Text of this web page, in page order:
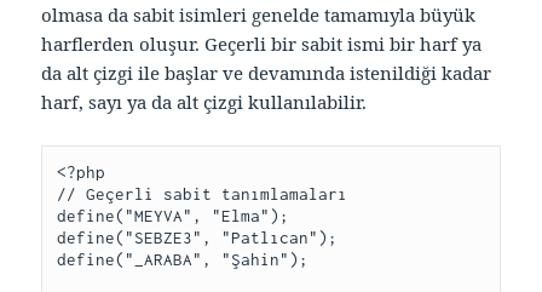
olmasa da sabit isimleri genelde tamamıyla büyük
harflerden oluşur. Geçerli bir sabit ismi bir harf ya
da alt çizgi ile başlar ve devamında istenildiği kadar
harf, sayı ya da alt çizgi kullanılabilir.
<?php
// Geçerli sabit tanımlamaları
define("MEYVA", "Elma");
define("SEBZE3", "Patlıcan");
define("_ARABA", "Şahin");